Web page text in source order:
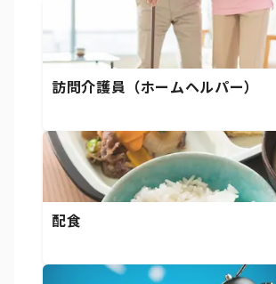
訪問介護員（ホームヘルパー）
配食